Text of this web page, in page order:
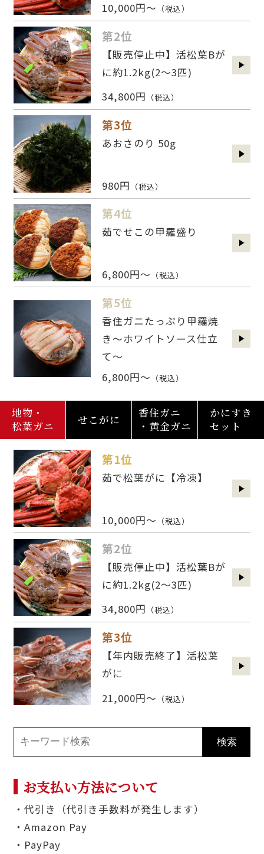
10,000円～ （税込）
第2位
【販売停止中】活松葉Bが
に約1.2kg(2〜3匹)
34,800円 （税込）
第3位
あおさのり 50g
980円 （税込）
第4位
茹でせこの甲羅盛り
6,800円～ （税込）
第5位
香住ガニたっぷり甲羅焼
き～ホワイトソース仕立
て～
6,800円～ （税込）
地物・
松葉ガニ
せこがに
香住ガニ
・黄金ガニ
かにすき
セット
第1位
茹で松葉がに【冷凍】
10,000円～ （税込）
第2位
【販売停止中】活松葉Bが
に約1.2kg(2〜3匹)
34,800円 （税込）
第3位
【年内販売終了】活松葉
がに
21,000円～ （税込）
お支払い方法について
・代引き（代引き手数料が発生します）
・Amazon Pay
・PayPay